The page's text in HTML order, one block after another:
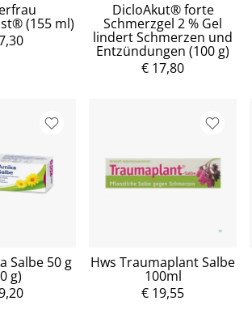
(155 ml)
DicloAkut® forte
Schmerzgel 2 % Gel
lindert Schmerzen und
Entzündungen (100 g)
€ 17,80
Salbe 50 g
g)
Hws Traumaplant Salbe
100ml
€ 19,55